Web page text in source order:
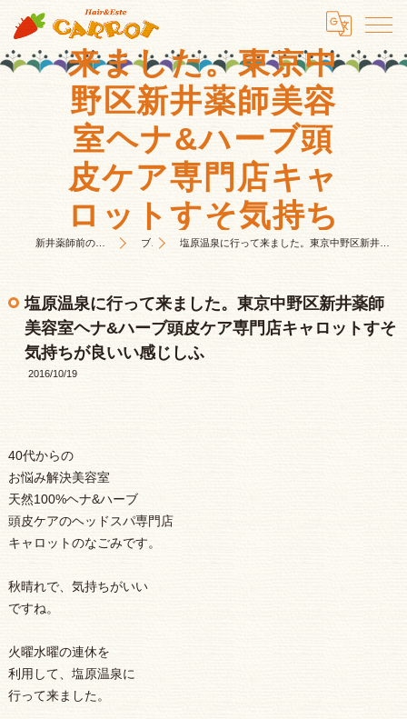
塩原温泉に行って
来ました。東京中
野区新井薬師美容
室ヘナ&ハーブ頭
皮ケア専門店キャ
ロットすそ気持ち
が良いい感じしふ
新井薬師前の美容室はHair&Este キャロット ブログ 塩原温泉に行って来ました。東京中野区新井薬師美容室ヘナ&ハーブ頭皮ケア専門店キャロットすそ気持ちが良いい感じしふ
塩原温泉に行って来ました。東京中野区新井薬師
美容室ヘナ&ハーブ頭皮ケア専門店キャロットすそ
気持ちが良いい感じしふ
2016/10/19
40代からの
お悩み解決美容室
天然100%ヘナ&ハーブ
頭皮ケアのヘッドスパ専門店
キャロットのなごみです。
秋晴れで、気持ちがいい
ですね。
火曜水曜の連休を
利用して、塩原温泉に
行って来ました。